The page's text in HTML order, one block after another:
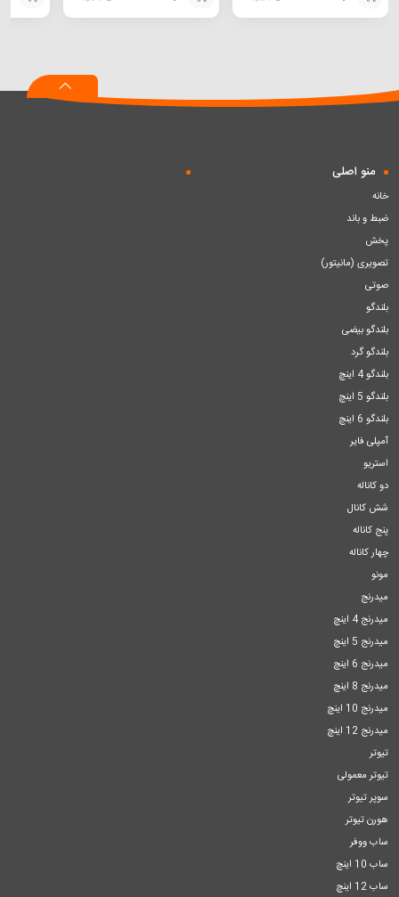
افزودن
افزودن
افزودن
سبد
منو اصلی
خانه
ضبط و باند
پخش
تصویری (مانیتور)
صوتی
بلندگو
بلندگو بیضی
بلندگو گرد
بلندگو 4 اینچ
بلندگو 5 اینچ
بلندگو 6 اینچ
آمپلی فایر
استریو
دو کاناله
شش کانال
پنج کاناله
چهار کاناله
مونو
میدرنج
میدرنج 4 اینچ
میدرنج 5 اینچ
میدرنج 6 اینچ
میدرنج 8 اینچ
میدرنج 10 اینچ
میدرنج 12 اینچ
تیوتر
تیوتر معمولی
سوپر تیوتر
هورن تیوتر
ساب ووفر
ساب 10 اینچ
ساب 12 اینچ